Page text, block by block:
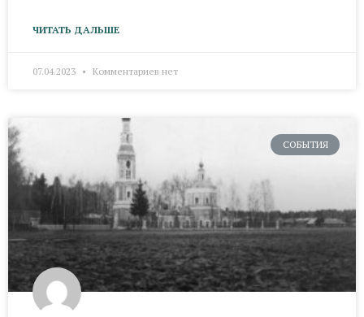
ЧИТАТЬ ДАЛЬШЕ
07.04.2023 Комментариев нет
СОБЫТИЯ